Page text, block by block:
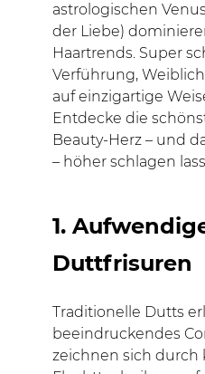
astrologischen
der Liebe)
Haartrends. Super
Verführung,
auf einzigartige
Entdecke die
Beauty-Herz – und
– höher schlagen
1.
Duttfrisuren
Traditionelle Dutts
beeindruckendes
zeichnen sich durch